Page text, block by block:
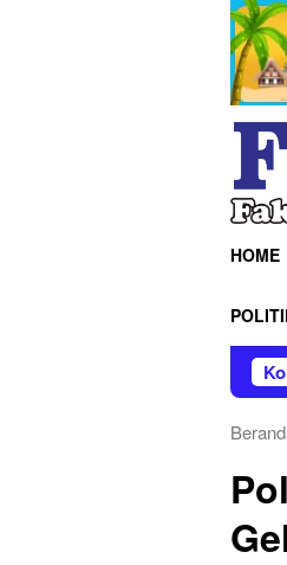
HOME
Baru Pers Bumi